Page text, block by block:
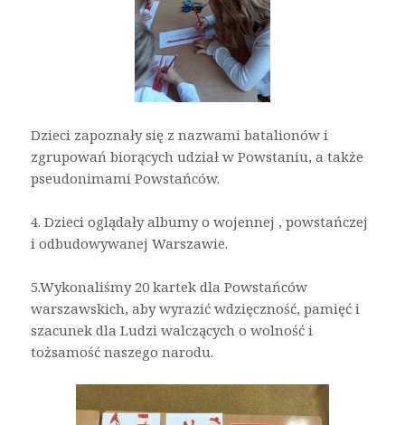
Dzieci zapoznały się z nazwami batalionów i
zgrupowań biorących udział w Powstaniu, a także
pseudonimami Powstańców.
4. Dzieci oglądały albumy o wojennej , powstańczej
i odbudowywanej Warszawie.
5.Wykonaliśmy 20 kartek dla Powstańców
warszawskich, aby wyrazić wdzięczność, pamięć i
szacunek dla Ludzi walczących o wolność i
tożsamość naszego narodu.